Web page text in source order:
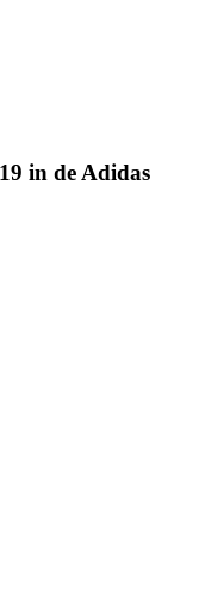
in de Adidas